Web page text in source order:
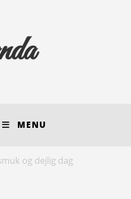
MENU
og dejlig dag